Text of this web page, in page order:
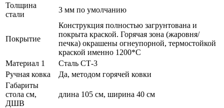
Толщина
стали
3 мм по умолчанию
Покрытие
Конструкция полностью загрунтована и
покрыта краской. Горячая зона (жаровня/
печка) окрашены огнеупорной, термостойкой
краской именно 1200*С
Материал 1
Сталь СТ-3
Ручная ковка
Да, методом горячей ковки
Габариты
стола см,
ДШВ
длина 105 см, ширина 40 см